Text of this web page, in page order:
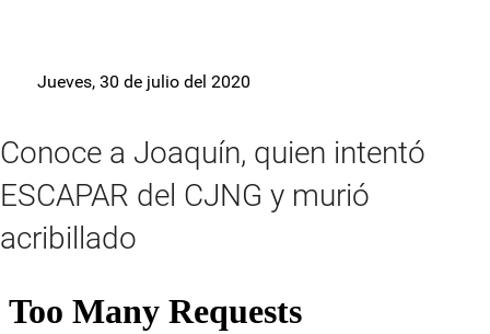
Jueves, 30 de julio del 2020
Conoce a Joaquín, quien intentó
ESCAPAR del CJNG y murió
acribillado